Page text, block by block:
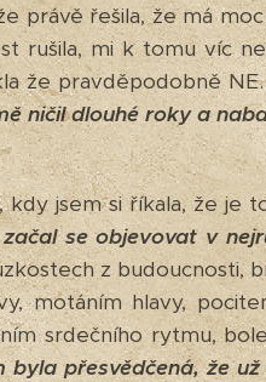
právě řešila, že má
rušila, mi k tomu víc
že pravděpodobně
ničil dlouhé roky a
jsem si říkala, že je
se objevovat v
z budoucnosti,
motáním hlavy,
srdečního rytmu,
přesvědčená, že